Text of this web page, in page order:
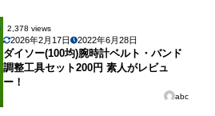
2,378 views
2026年2月17日 2022年6月28日
ダイソー(100均)腕時計ベルト・バンド
調整工具セット200円 素人がレビュ
ー！
abc